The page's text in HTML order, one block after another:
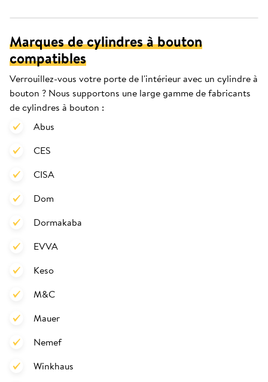
Marques de cylindres à bouton
compatibles
Verrouillez-vous votre porte de l'intérieur avec un cylindre à
bouton ? Nous supportons une large gamme de fabricants
de cylindres à bouton :
Abus
CES
CISA
Dom
Dormakaba
EVVA
Keso
M&C
Mauer
Nemef
Winkhaus